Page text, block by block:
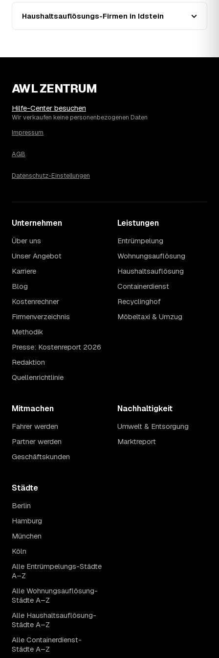
fallend um rund 7 %, mit dem bisherigen Höchststand im
Jahr 2022. Seither ist der Ø-Preis rückläufig – die
Bad Camberg liegt bei einem Ø-Preis von rund 2.159 €
pro Haushaltsauflösung, in Idstein sind es im Schnitt
2.159 €. Die genaue Preisspanne hängt jeweils von
Größe und Wertanrechnung des Hausstands ab, ein
Haushaltsauflösungs-Firmen in Idstein
AWL ZENTRUM
Hilfe-Center besuchen
Wir verkaufen keine personenbezogenen Daten
Impressum
AGB
Datenschutz-Einstellungen
Unternehmen
Über uns
Unser Angebot
Karriere
Blog
Kostenrechner
Firmenverzeichnis
Methodik
Presse: Kostenreport 2026
Redaktion
Quellenrichtlinie
Leistungen
Entrümpelung
Wohnungsauflösung
Haushaltsauflösung
Containerdienst
Recyclinghof
Möbeltaxi & Umzug
Mitmachen
Fahrer werden
Partner werden
Geschäftskunden
Nachhaltigkeit
Umwelt & Entsorgung
Marktreport
Städte
Berlin
Hamburg
München
Köln
Alle Entrümpelungs-Städte
A–Z
Alle Wohnungsauflösung-
Städte A–Z
Alle Haushaltsauflösung-
Städte A–Z
Alle Containerdienst-
Städte A–Z